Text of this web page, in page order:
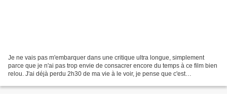
Je ne vais pas m'embarquer dans une critique ultra longue, simplement
parce que je n'ai pas trop envie de consacrer encore du temps à ce film bien
relou. J'ai déjà perdu 2h30 de ma vie à le voir, je pense que c'est